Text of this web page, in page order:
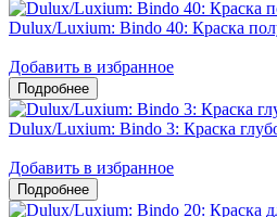
Dulux/Luxium: Bindo 40: Краска
Добавить в избранное
Dulux/Luxium: Bindo 3: Краска
Добавить в избранное